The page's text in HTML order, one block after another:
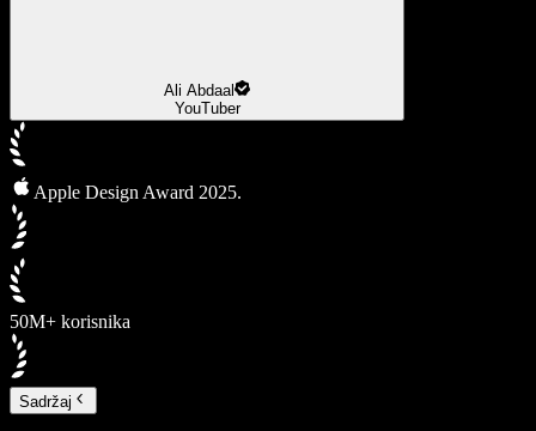
Ali Abdaal
YouTuber
Apple Design Award 2025.
50M+ korisnika
Sadržaj